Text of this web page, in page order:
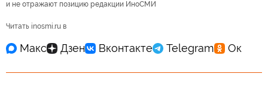
и не отражают позицию редакции ИноСМИ
Читать inosmi.ru в